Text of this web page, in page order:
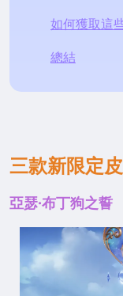
如何獲取這
總結
三款新限定
亞瑟·布丁狗之誓